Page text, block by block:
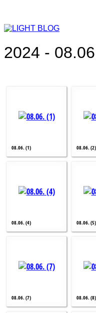
2024 -
08.06. (1) 08.06. (2)
08.06. (4) 08.06. (5)
08.06. (7) 08.06. (8)